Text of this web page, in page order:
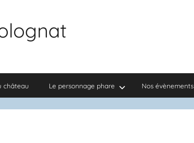
château Le personnage phare Nos évènements